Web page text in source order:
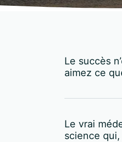
Le succès
aimez ce
Le vrai
science